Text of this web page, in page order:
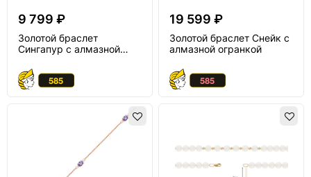
9 799 ₽
Золотой браслет
Сингапур с алмазной
19 599 ₽
Золотой браслет Снейк с
алмазной огранкой